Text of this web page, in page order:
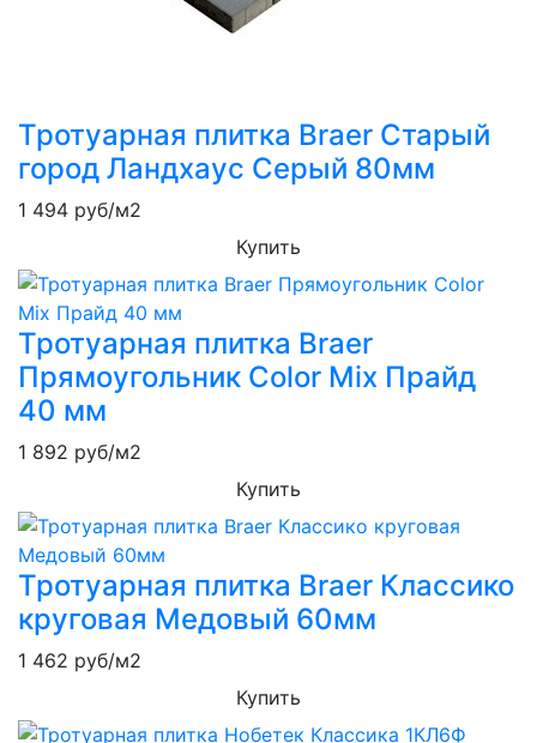
Тротуарная плитка Braer Старый
город Ландхаус Серый 80мм
1 494 руб/м2
Купить
Тротуарная плитка Braer
Прямоугольник Color Mix Прайд
40 мм
1 892 руб/м2
Купить
Тротуарная плитка Braer Классико
круговая Медовый 60мм
1 462 руб/м2
Купить